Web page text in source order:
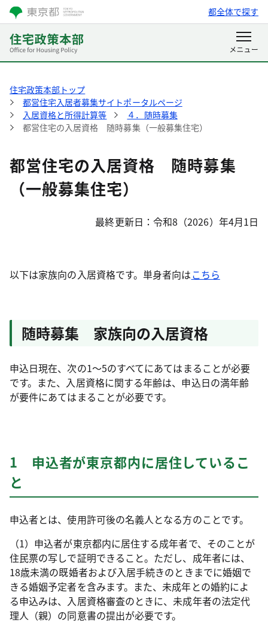
都全体で探す
住宅政策本部トップ
都営住宅入居者募集サイトポータルページ
入居資格と所得計算等
４．随時募集
都営住宅の入居資格 随時募集（一般募集住宅）
都営住宅の入居資格 随時募集
（一般募集住宅）
最終更新日：令和8（2026）年4月1日
以下は家族向の入居資格です。単身者向はこちら
随時募集 家族向の入居資格
申込日現在、次の1～5のすべてにあてはまることが必要
です。また、入居資格に関する年齢は、申込日の満年齢
が要件にあてはまることが必要です。
1 申込者が東京都内に居住しているこ
と
申込者とは、使用許可後の名義人となる方のことです。
（1）申込者が東京都内に居住する成年者で、そのことが
住民票の写しで証明できること。ただし、成年者には、
18歳未満の既婚者および入居手続きのときまでに婚姻で
きる婚姻予定者を含みます。また、未成年との婚約によ
る申込みは、入居資格審査のときに、未成年者の法定代
理人（親）の同意書の提出が必要です。